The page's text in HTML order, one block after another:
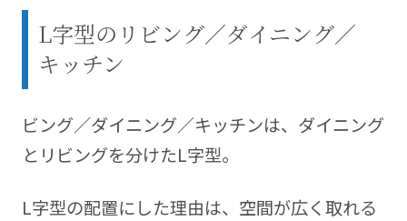
L字型のリビング／ダイニング／
キッチン
ビング／ダイニング／キッチンは、ダイニング
とリビングを分けたL字型。
L字型の配置にした理由は、空間が広く取れる